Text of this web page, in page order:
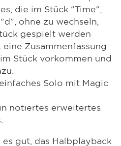
die im Stück "Time",
ohne zu wechseln,
gespielt werden
Zusammenfassung
Stück vorkommen und
Solo mit Magic
notiertes erweitertes
gut, das Halbplayback